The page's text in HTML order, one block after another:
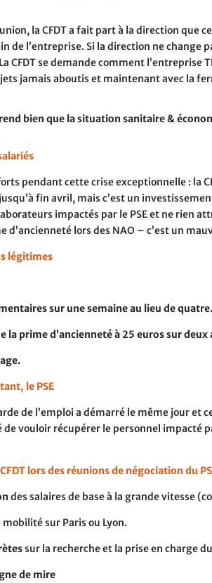
la CFDT a fait part à la direction que
de l’entreprise. Si la direction ne change
CFDT se demande comment l’entreprise
jamais aboutis et maintenant avec la
bien que la situation sanitaire &
pendant cette crise exceptionnelle : la
fin avril, mais c’est un
impactés par le PSE et ne rien
d’ancienneté lors des NAO – c’est un
légitimes
sur une semaine au lieu de quatre.
la prime d’ancienneté à 25 euros sur deux
le PSE
de l’emploi a démarré le même jour
de vouloir récupérer le personnel impacté
lors des réunions de négociation du
des salaires de base à la grande vitesse
mobilité sur Paris ou Lyon.
sur la recherche et la prise en charge
de mire